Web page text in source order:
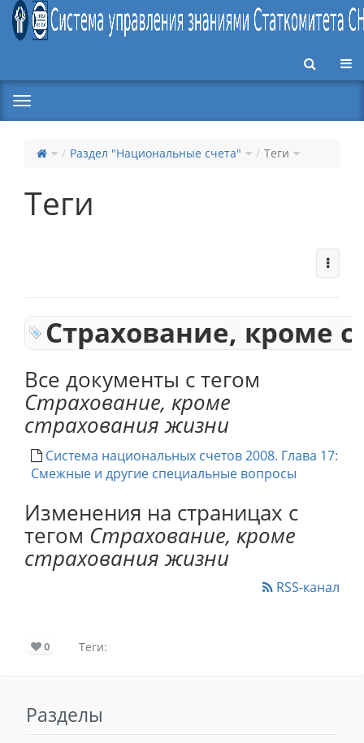
Раздел "Национальные счета" Теги
Теги
Страхование, кроме
Все документы с тегом
Страхование, кроме
страхования жизни
Система национальных счетов 2008. Глава 17:
Смежные и другие специальные вопросы
Изменения на страницах с
тегом Страхование, кроме
страхования жизни
RSS-канал
0 Теги:
Разделы